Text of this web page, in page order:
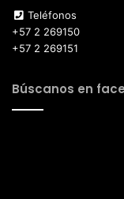
Teléfonos
+57 2 269150
+57 2 269151
Búscanos en